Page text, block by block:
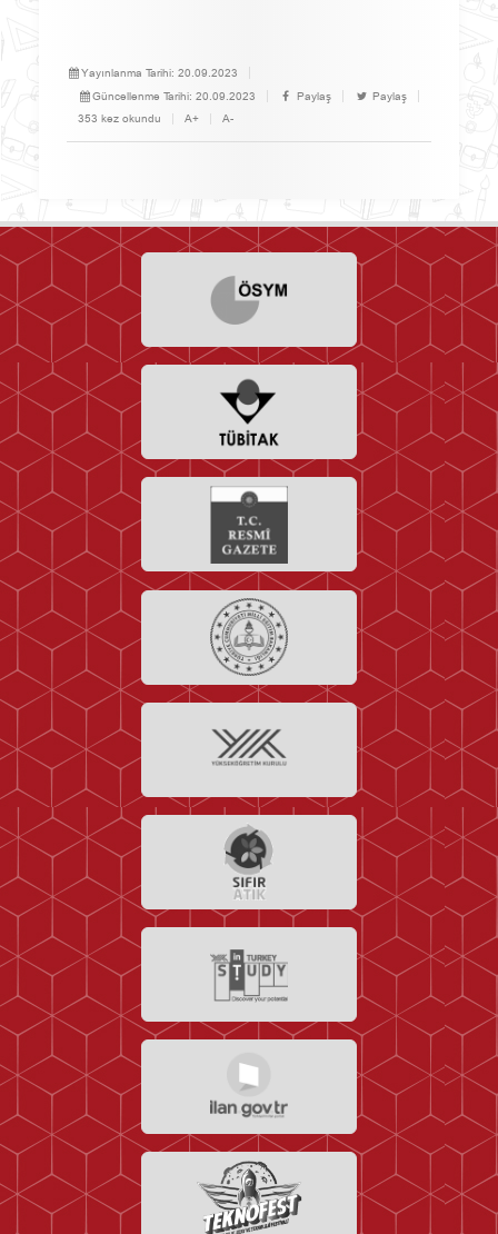
Yayınlanma Tarihi: 20.09.2023
Güncellenme Tarihi: 20.09.2023 Paylaş
Paylaş
353 kez okundu
A+ A-